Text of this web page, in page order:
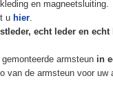
en magneetsluiting.
u hier.
echt leder en
armsteun in
van de armsteun voor